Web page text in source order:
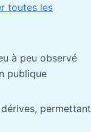
toutes les
à peu observé
publique
dérives, permettant